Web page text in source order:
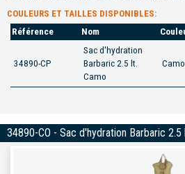
COULEURS ET TAILLES DISPONIBLES:
Référence
Nom
34890-CP
Sac d'hydration
Barbaric 2.5 lt.
Camo
Camo
34890-CO - Sac d'hydration Barbaric 2.5